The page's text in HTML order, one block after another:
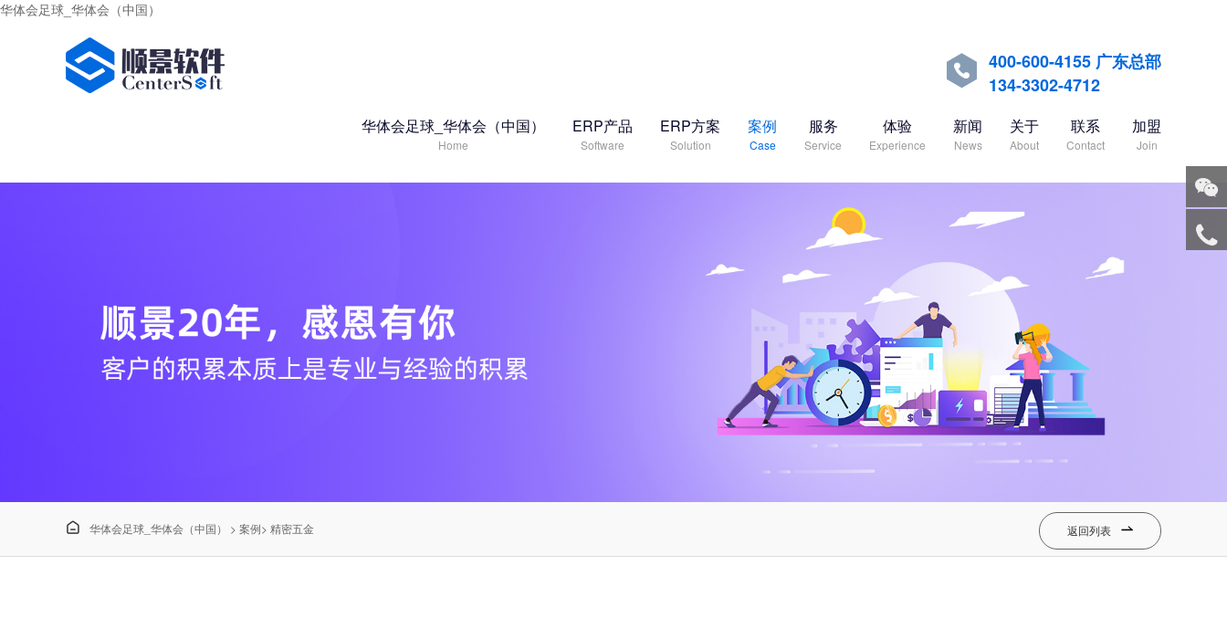
华体会足球_华体会（中国）

400-600-4155 广东总部
134-3302-4712
华体会足球_华体会（中国）
Home
ERP产品
Software
ERP方案
Solution
案例
Case
服务
Service
体验
Experience
新闻
News
关于
About
联系
Contact
加盟
Join
 华体会足球_华体会（中国） > 案例> 精密五金 返回列表 
微信